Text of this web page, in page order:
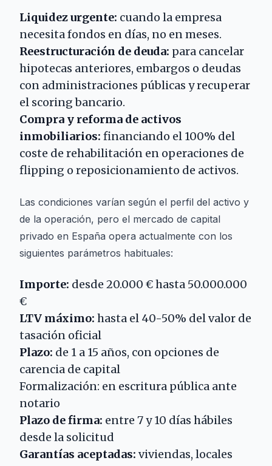
Liquidez urgente: cuando la empresa
necesita fondos en días, no en meses.
Reestructuración de deuda: para cancelar
hipotecas anteriores, embargos o deudas
con administraciones públicas y recuperar
el scoring bancario.
Compra y reforma de activos
inmobiliarios: financiando el 100% del
coste de rehabilitación en operaciones de
flipping o reposicionamiento de activos.
Las condiciones varían según el perfil del activo y
de la operación, pero el mercado de capital
privado en España opera actualmente con los
siguientes parámetros habituales:
Importe: desde 20.000 € hasta 50.000.000
€
LTV máximo: hasta el 40-50% del valor de
tasación oficial
Plazo: de 1 a 15 años, con opciones de
carencia de capital
Formalización: en escritura pública ante
notario
Plazo de firma: entre 7 y 10 días hábiles
desde la solicitud
Garantías aceptadas: viviendas, locales